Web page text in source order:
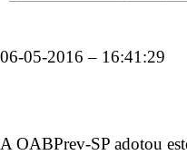
06-05-2016 – 16:41:29
A OABPrev-SP adotou